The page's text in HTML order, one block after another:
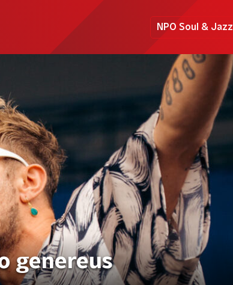
NPO Soul & Jazz
genereus